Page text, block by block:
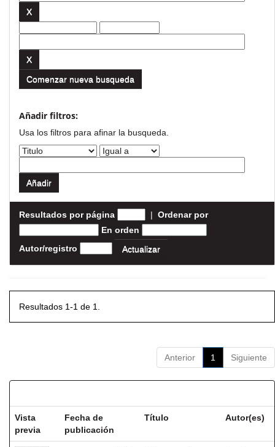
Comenzar nueva busqueda
Añadir filtros:
Usa los filtros para afinar la busqueda.
Resultados por página | Ordenar por
En orden
Autor/registro
Resultados 1-1 de 1.
Anterior 1 Siguiente
Vista
previa
Fecha de
publicación
Título Autor(es)